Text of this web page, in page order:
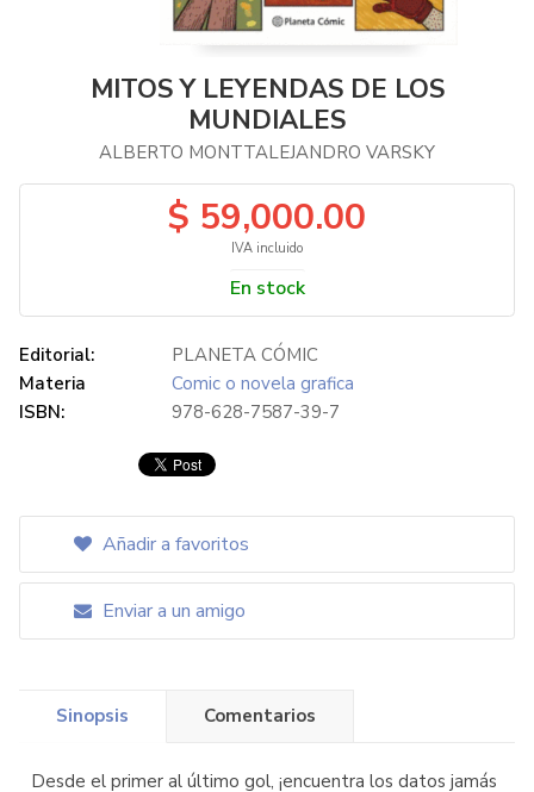
MITOS Y LEYENDAS DE LOS
MUNDIALES
ALBERTO MONTTALEJANDRO VARSKY
$ 59,000.00
IVA incluido
En stock
Editorial:
PLANETA CÓMIC
Materia
Comic o novela grafica
ISBN:
978-628-7587-39-7
Añadir a favoritos
Enviar a un amigo
Sinopsis Comentarios
Desde el primer al último gol, ¡encuentra los datos jamás